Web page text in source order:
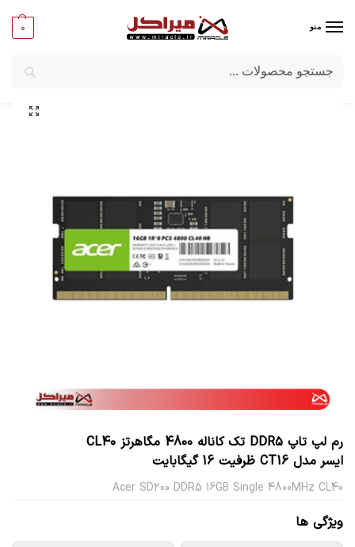
منو 0
میراکل/لپ تاپ/قطعات لپ تاپ
رم لپ تاپ DDR5 تک کاناله 4800 مگاهرتز CL40
ایسر مدل CT16 ظرفیت 16 گیگابایت
Acer SD200 DDR5 16GB Single 4800MHz CL40
ویژگی ها